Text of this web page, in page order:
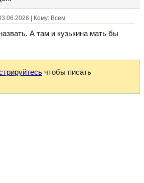
| Кому: Всем
А там и кузькина мать бы
чтобы писать